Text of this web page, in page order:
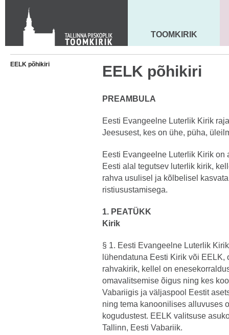
Toom-Kooli 6, 10130 TALLINN
tallinna.toom
+372 644 4140
MAARJA KIRIK
TOOMKIRIK
EELK põhikiri EELK põhikiri
PREAMBULA
Eesti Evangeelne Luterlik Kirik
Jeesusest, kes on ühe, püha,
Eesti Evangeelne Luterlik Kirik
Eesti alal tegutsev luterlik kirik,
rahva usulisel ja kõlbelisel
ristiusustamisega.
1. PEATÜKK
Kirik
§ 1. Eesti Evangeelne Luterlik
lühendatuna Eesti Kirik või EELK,
rahvakirik, kellel on
omavalitsemise õigus ning kes
Vabariigis ja väljaspool Eestit
ning tema kanoonilises alluvuses
kogudustest. EELK valitsuse
Tallinn, Eesti Vabariik.